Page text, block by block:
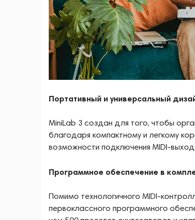
Портативный и универсальный
MiniLab 3 создан для того, чтобы
благодаря компактному и легкому
возможности подключения MIDI-
Программное обеспечение в
Помимо технологичного MIDI-
первоклассного программного